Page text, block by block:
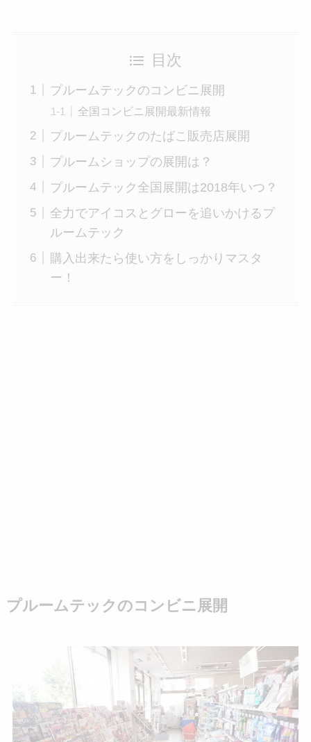
目次
プルームテックのコンビニ展開
全国コンビニ展開最新情報
プルームテックのたばこ販売店展開
プルームショップの展開は？
プルームテック全国展開は2018年いつ？
全力でアイコスとグローを追いかけるプ
ルームテック
購入出来たら使い方をしっかりマスタ
ー！
プルームテックのコンビニ展開